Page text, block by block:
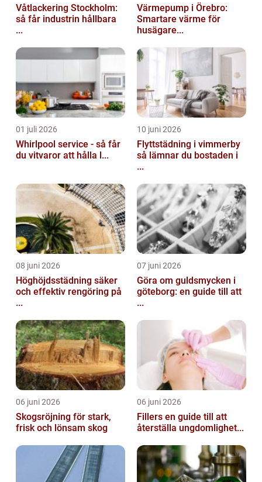
Våtlackering Stockholm:
så får industrin hållbara
...
Värmepump i Örebro:
Smartare värme för
husägare...
01 juli 2026
Whirlpool service - så får
du vitvaror att hålla l...
10 juni 2026
Flyttstädning i vimmerby
så lämnar du bostaden i
...
08 juni 2026
Höghöjdsstädning säker
och effektiv rengöring på
...
07 juni 2026
Göra om guldsmycken i
göteborg: en guide till att
...
06 juni 2026
Skogsröjning för stark,
frisk och lönsam skog
06 juni 2026
Fillers en guide till att
återställa ungdomlighet...